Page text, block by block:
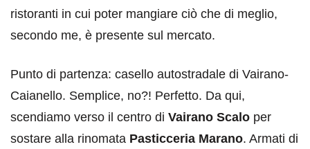
ristoranti in cui poter mangiare ciò che di meglio,
secondo me, è presente sul mercato.
Punto di partenza: casello autostradale di Vairano-
Caianello. Semplice, no?! Perfetto. Da qui,
scendiamo verso il centro di Vairano Scalo per
sostare alla rinomata Pasticceria Marano. Armati di